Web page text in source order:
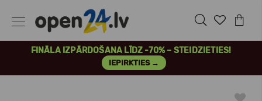
FINĀLA IZPĀRDOŠANA LĪDZ -70% – STEIDZIETIES!
IEPIRKTIES →